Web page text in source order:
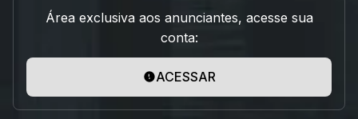
Área exclusiva aos anunciantes, acesse sua
conta:
ACESSAR